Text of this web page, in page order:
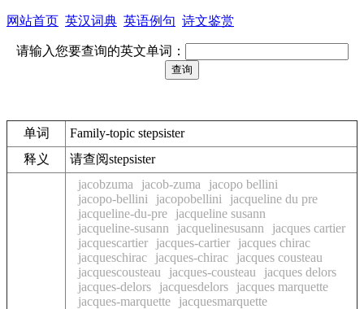
网站首页 英汉词典 英语例句 诗文鉴赏
请输入您要查询的英文单词：
单词
Family-topic stepsister
释义
请查阅stepsister
jacobzuma jacob-zuma
jacopo bellini
jacopo-bellini
jacopobellini
jacqueline du pre
jacqueline-du-pre
jacqueline susann
jacqueline-susann
jacquelinesusann
jacques cartier
jacquescartier
jacques-cartier
jacques chirac
jacqueschirac
jacques-chirac
jacques cousteau
jacquescousteau
jacques-cousteau
jacques delors
jacques-delors
jacquesdelors
jacques marquette
jacques-marquette
jacquesmarquette